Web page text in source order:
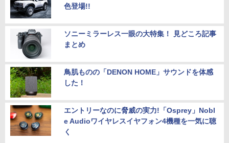
色登場!!
ソニーミラーレス一眼の大特集！ 見どころ記事
まとめ
鳥肌ものの「DENON HOME」サウンドを体感
した！
エントリーなのに脅威の実力!「Osprey」Nobl
e Audioワイヤレスイヤフォン4機種を一気に聴
く